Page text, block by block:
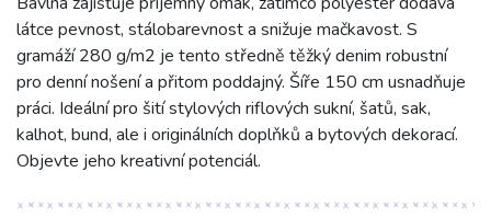
látce pevnost, stálobarevnost a snižuje mačkavost. S
gramáží 280 g/m2 je tento středně těžký denim robustní
pro denní nošení a přitom poddajný. Šíře 150 cm usnadňuje
práci. Ideální pro šití stylových riflových sukní, šatů, sak,
kalhot, bund, ale i originálních doplňků a bytových dekorací.
Objevte jeho kreativní potenciál.